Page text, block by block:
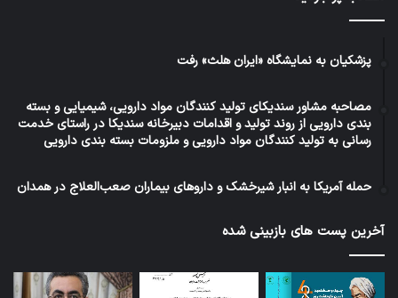
پزشکیان به نمایشگاه «ایران هلث» رفت
مصاحبه مشاور سندیکای تولید کنندگان مواد دارویی، شیمیایی و بسته
بندی دارویی از روند تولید و اقدامات دبیرخانه سندیکا در راستای خدمت
رسانی به تولید کنندگان مواد دارویی و ملزومات بسته بندی دارویی
حمله آمریکا به انبار شیرخشک و داروهای بیماران صعب‌العلاج در همدان
آخرین پست های بازبینی شده